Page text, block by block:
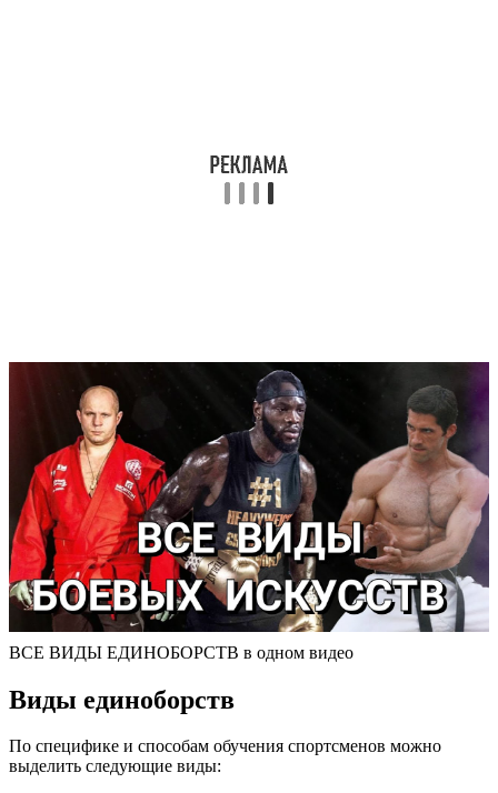
ВСЕ ВИДЫ ЕДИНОБОРСТВ в одном видео
Виды единоборств
По специфике и способам обучения спортсменов можно
выделить следующие виды: